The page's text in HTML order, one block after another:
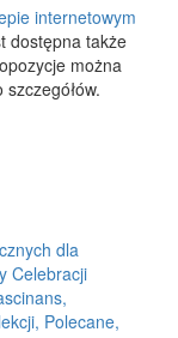
internetowym
dostępna także
można
dla
Celebracji
Polecane,